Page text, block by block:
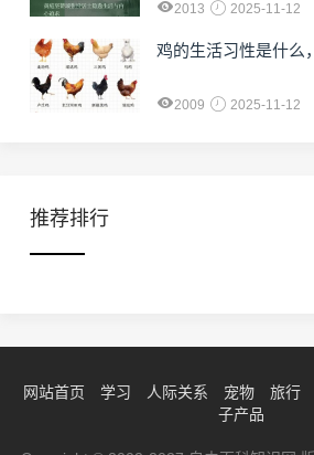
2013 2025-11-12
鸡的生活习性是什么
2009 2025-11-12
推荐排行
网站首页 学习 人际关系 宠物 旅行
子产品